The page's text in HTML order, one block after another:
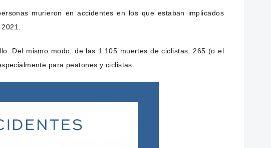
murieron en accidentes en los que estaban implicados
Del mismo modo, de las 1.105 muertes de ciclistas, 265 (o el
para peatones y ciclistas.